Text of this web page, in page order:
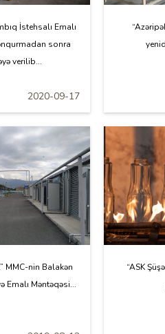
İstehsalı Emalı
sonra
verilib...
2020-09-17
MMC-nin Balakən
Emalı Məntəqəsi...
“ASK